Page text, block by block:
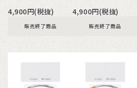
4,900円(税抜)
販売終了商品
4,900円(税抜)
販売終了商品